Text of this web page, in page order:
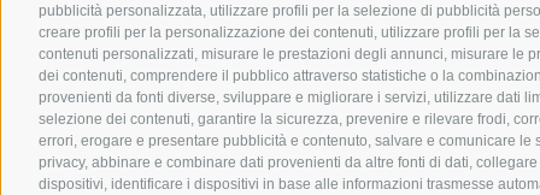
pubblicità personalizzata, utilizzare profili per la selezione di pubblicità
creare profili per la personalizzazione dei contenuti, utilizzare profili per la
contenuti personalizzati, misurare le prestazioni degli annunci, misurare le
dei contenuti, comprendere il pubblico attraverso statistiche o la
provenienti da fonti diverse, sviluppare e migliorare i servizi, utilizzare dati
selezione dei contenuti, garantire la sicurezza, prevenire e rilevare frodi,
errori, erogare e presentare pubblicità e contenuto, salvare e comunicare le
privacy, abbinare e combinare dati provenienti da altre fonti di dati,
dispositivi, identificare i dispositivi in base alle informazioni trasmesse